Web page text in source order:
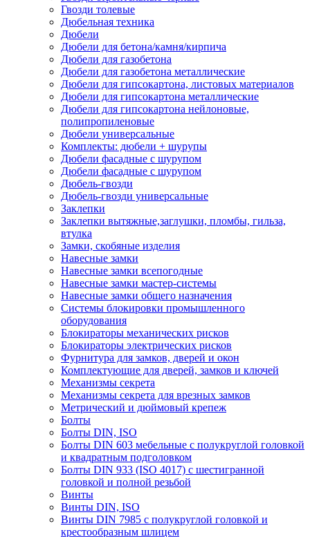
Гвозди толевые
Дюбельная техника
Дюбели
Дюбели для бетона/камня/кирпича
Дюбели для газобетона
Дюбели для газобетона металлические
Дюбели для гипсокартона, листовых материалов
Дюбели для гипсокартона металлические
Дюбели для гипсокартона нейлоновые,
полипропиленовые
Дюбели универсальные
Комплекты: дюбели + шурупы
Дюбели фасадные с шурупом
Дюбели фасадные с шурупом
Дюбель-гвозди
Дюбель-гвозди универсальные
Заклепки
Заклепки вытяжные,заглушки, пломбы, гильза,
втулка
Замки, скобяные изделия
Навесные замки
Навесные замки всепогодные
Навесные замки мастер-системы
Навесные замки общего назначения
Системы блокировки промышленного
оборудования
Блокираторы механических рисков
Блокираторы электрических рисков
Фурнитура для замков, дверей и окон
Комплектующие для дверей, замков и ключей
Механизмы секрета
Механизмы секрета для врезных замков
Метрический и дюймовый крепеж
Болты
Болты DIN, ISO
Болты DIN 603 мебельные с полукруглой головкой
и квадратным подголовком
Болты DIN 933 (ISO 4017) с шестигранной
головкой и полной резьбой
Винты
Винты DIN, ISO
Винты DIN 7985 с полукруглой головкой и
крестообразным шлицем